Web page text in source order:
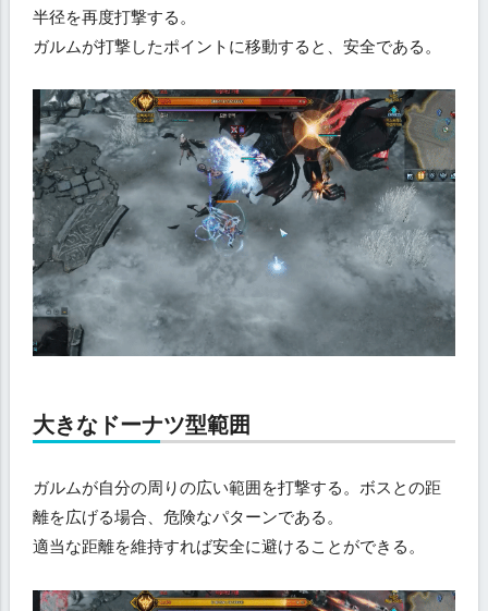
半径を再度打撃する。
ガルムが打撃したポイントに移動すると、安全である。
大きなドーナツ型範囲
ガルムが自分の周りの広い範囲を打撃する。ボスとの距
離を広げる場合、危険なパターンである。
適当な距離を維持すれば安全に避けることができる。